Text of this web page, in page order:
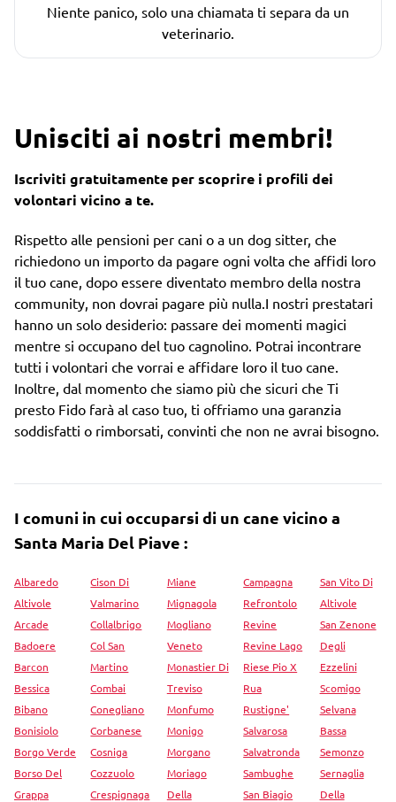
Niente panico, solo una chiamata ti separa da un
veterinario.
Unisciti ai nostri membri!
Iscriviti gratuitamente per scoprire i profili dei
volontari vicino a te.
Rispetto alle pensioni per cani o a un dog sitter, che
richiedono un importo da pagare ogni volta che affidi loro
il tuo cane, dopo essere diventato membro della nostra
community, non dovrai pagare più nulla.I nostri prestatari
hanno un solo desiderio: passare dei momenti magici
mentre si occupano del tuo cagnolino. Potrai incontrare
tutti i volontari che vorrai e affidare loro il tuo cane.
Inoltre, dal momento che siamo più che sicuri che Ti
presto Fido farà al caso tuo, ti offriamo una garanzia
soddisfatti o rimborsati, convinti che non ne avrai bisogno.
I comuni in cui occuparsi di un cane vicino a
Santa Maria Del Piave :
Albaredo
Altivole
Arcade
Badoere
Barcon
Bessica
Bibano
Bonisiolo
Borgo Verde
Borso Del
Grappa
Cison Di
Valmarino
Collalbrigo
Col San
Martino
Combai
Conegliano
Corbanese
Cosniga
Cozzuolo
Crespignaga
Miane
Mignagola
Mogliano
Veneto
Monastier Di
Treviso
Monfumo
Monigo
Morgano
Moriago
Della
Campagna
Refrontolo
Revine
Revine Lago
Riese Pio X
Rua
Rustigne'
Salvarosa
Salvatronda
Sambughe
San Biagio
San Vito Di
Altivole
San Zenone
Degli
Ezzelini
Scomigo
Selvana
Bassa
Semonzo
Sernaglia
Della